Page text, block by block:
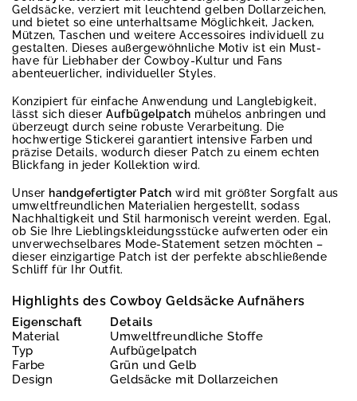
Geldsäcke, verziert mit leuchtend gelben Dollarzeichen,
und bietet so eine unterhaltsame Möglichkeit, Jacken,
Mützen, Taschen und weitere Accessoires individuell zu
gestalten. Dieses außergewöhnliche Motiv ist ein Must-
have für Liebhaber der Cowboy-Kultur und Fans
abenteuerlicher, individueller Styles.
Konzipiert für einfache Anwendung und Langlebigkeit,
lässt sich dieser Aufbügelpatch mühelos anbringen und
überzeugt durch seine robuste Verarbeitung. Die
hochwertige Stickerei garantiert intensive Farben und
präzise Details, wodurch dieser Patch zu einem echten
Blickfang in jeder Kollektion wird.
Unser handgefertigter Patch wird mit größter Sorgfalt aus
umweltfreundlichen Materialien hergestellt, sodass
Nachhaltigkeit und Stil harmonisch vereint werden. Egal,
ob Sie Ihre Lieblingskleidungsstücke aufwerten oder ein
unverwechselbares Mode-Statement setzen möchten –
dieser einzigartige Patch ist der perfekte abschließende
Schliff für Ihr Outfit.
Highlights des Cowboy Geldsäcke Aufnähers
Eigenschaft
Details
Material
Umweltfreundliche Stoffe
Typ
Aufbügelpatch
Farbe
Grün und Gelb
Design
Geldsäcke mit Dollarzeichen